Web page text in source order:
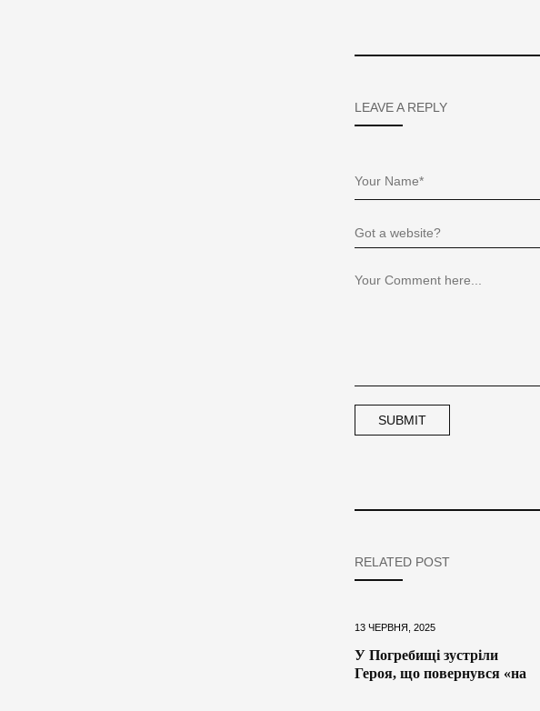
LEAVE A REPLY
RELATED POST
13 ЧЕРВНЯ, 2025
У Погребищі зустріли
Героя, що повернувся «на